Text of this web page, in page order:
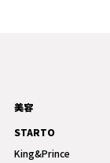
美容
STARTO
King&Prince